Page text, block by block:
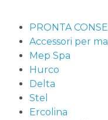
PRONTA
Accessori per
Mep Spa
Hurco
Delta
Stel
Ercolina